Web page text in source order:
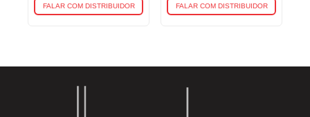
FALAR COM DISTRIBUIDOR FALAR COM DISTRIBUIDOR